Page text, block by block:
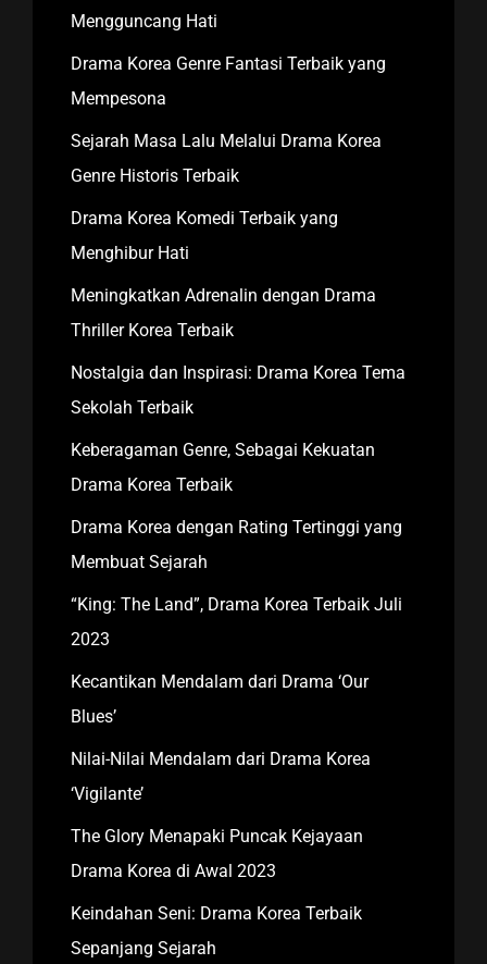
Mengguncang Hati
Drama Korea Genre Fantasi Terbaik yang
Mempesona
Sejarah Masa Lalu Melalui Drama Korea
Genre Historis Terbaik
Drama Korea Komedi Terbaik yang
Menghibur Hati
Meningkatkan Adrenalin dengan Drama
Thriller Korea Terbaik
Nostalgia dan Inspirasi: Drama Korea Tema
Sekolah Terbaik
Keberagaman Genre, Sebagai Kekuatan
Drama Korea Terbaik
Drama Korea dengan Rating Tertinggi yang
Membuat Sejarah
“King: The Land”, Drama Korea Terbaik Juli
2023
Kecantikan Mendalam dari Drama ‘Our
Blues’
Nilai-Nilai Mendalam dari Drama Korea
‘Vigilante’
The Glory Menapaki Puncak Kejayaan
Drama Korea di Awal 2023
Keindahan Seni: Drama Korea Terbaik
Sepanjang Sejarah